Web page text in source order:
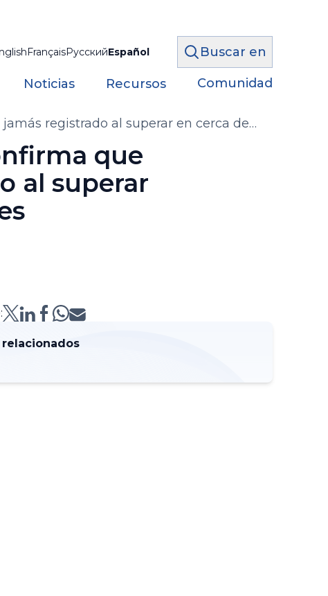
FrançaisРусскийEspañol Buscar en
Noticias Recursos Comunidad
registrado al superar en cerca de
que
al superar
relacionados